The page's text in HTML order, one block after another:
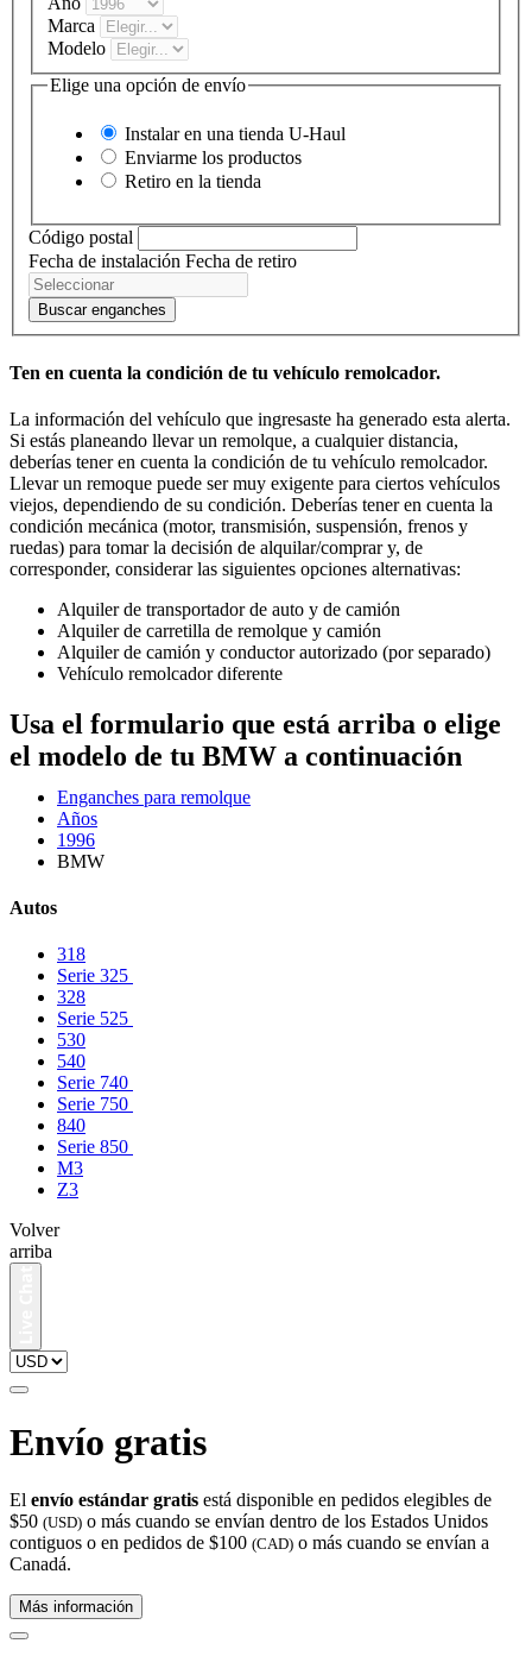
Marca
Modelo
Elige una opción de envío
Instalar en una tienda U-Haul
Enviarme los productos
Retiro en la tienda
Código postal
Fecha de instalación Fecha de retiro
Buscar enganches
Ten en cuenta la condición de tu vehículo remolcador.
La información del vehículo que ingresaste ha generado esta alerta.
Si estás planeando llevar un remolque, a cualquier distancia,
deberías tener en cuenta la condición de tu vehículo remolcador.
Llevar un remoque puede ser muy exigente para ciertos vehículos
viejos, dependiendo de su condición. Deberías tener en cuenta la
condición mecánica (motor, transmisión, suspensión, frenos y
ruedas) para tomar la decisión de alquilar/comprar y, de
corresponder, considerar las siguientes opciones alternativas:
Alquiler de transportador de auto y de camión
Alquiler de carretilla de remolque y camión
Alquiler de camión y conductor autorizado (por separado)
Vehículo remolcador diferente
Usa el formulario que está arriba o elige
el modelo de tu BMW a continuación
Enganches para remolque
Años
1996
BMW
Autos
318
Serie 325
328
Serie 525
530
540
Serie 740
Serie 750
840
Serie 850
M3
Z3
Volver
arriba
Envío gratis
El envío estándar gratis está disponible en pedidos elegibles de
$50 (USD) o más cuando se envían dentro de los Estados Unidos
contiguos o en pedidos de $100 (CAD) o más cuando se envían a
Canadá.
Más información